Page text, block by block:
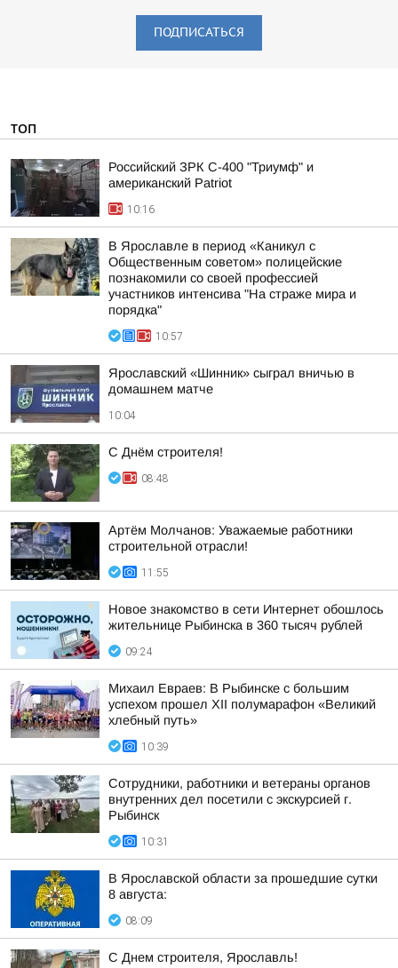
ПОДПИСАТЬСЯ
ТОП
Российский ЗРК С-400 "Триумф" и
американский Patriot
10:16
В Ярославле в период «Каникул с
Общественным советом» полицейские
познакомили со своей профессией
участников интенсива "На страже мира и
порядка"
10:57
Ярославский «Шинник» сыграл вничью в
домашнем матче
10:04
С Днём строителя!
08:48
Артём Молчанов: Уважаемые работники
строительной отрасли!
11:55
Новое знакомство в сети Интернет обошлось
жительнице Рыбинска в 360 тысяч рублей
09:24
Михаил Евраев: В Рыбинске с большим
успехом прошел XII полумарафон «Великий
хлебный путь»
10:39
Сотрудники, работники и ветераны органов
внутренних дел посетили с экскурсией г.
Рыбинск
10:31
В Ярославской области за прошедшие сутки
8 августа:
08:09
С Днем строителя, Ярославль!